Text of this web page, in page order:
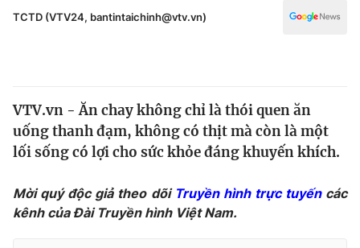
Y tế
Tin tức
Kinh tế
Văn hóa - Giải trí
Giáo dục
TCTD (VTV24, bantintaichinh@vtv.vn)
VTV.vn - Ăn chay không chỉ là thói quen ăn
uống thanh đạm, không có thịt mà còn là một
lối sống có lợi cho sức khỏe đáng khuyến khích.
Mời quý độc giả theo dõi Truyền hình trực tuyếncác
kênh của Đài Truyền hình Việt Nam.